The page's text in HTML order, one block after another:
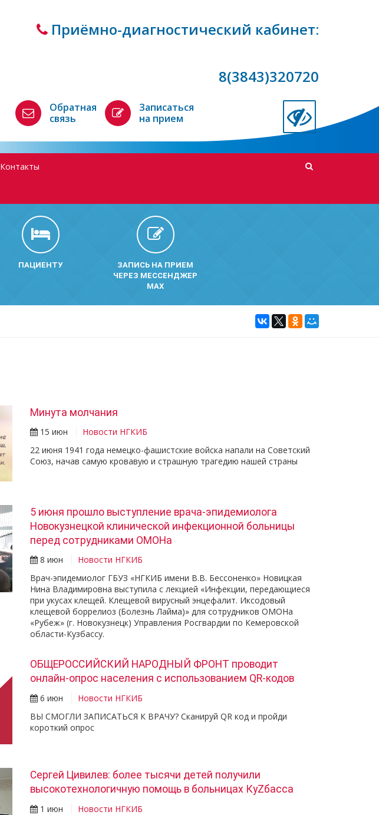
Приёмно-диагностический кабинет:
8(3843)320720
Обратная
связь
Записаться
на прием
Контакты
ПАЦИЕНТУ
ЗАПИСЬ НА ПРИЕМ
ЧЕРЕЗ МЕССЕНДЖЕР
MAX
Минута молчания
15 июн
Новости НГКИБ
22 июня 1941 года немецко-фашистские войска напали на Советский
Союз, начав самую кровавую и страшную трагедию нашей страны
5 июня прошло выступление врача-эпидемиолога
Новокузнецкой клинической инфекционной больницы
перед сотрудниками ОМОНа
8 июн
Новости НГКИБ
Врач-эпидемиолог ГБУЗ «НГКИБ имени В.В. Бессоненко» Новицкая
Нина Владимировна выступила с лекцией «Инфекции, передающиеся
при укусах клещей. Клещевой вирусный энцефалит. Иксодовый
клещевой боррелиоз (Болезнь Лайма)» для сотрудников ОМОНа
«Рубеж» (г. Новокузнецк) Управления Росгвардии по Кемеровской
области-Кузбассу.
ОБЩЕРОССИЙСКИЙ НАРОДНЫЙ ФРОНТ проводит
онлайн-опрос населения с использованием QR-кодов
6 июн
Новости НГКИБ
ВЫ СМОГЛИ ЗАПИСАТЬСЯ К ВРАЧУ? Сканируй QR код и пройди
короткий опрос
Сергей Цивилев: более тысячи детей получили
высокотехнологичную помощь в больницах КуZбасса
1 июн
Новости НГКИБ